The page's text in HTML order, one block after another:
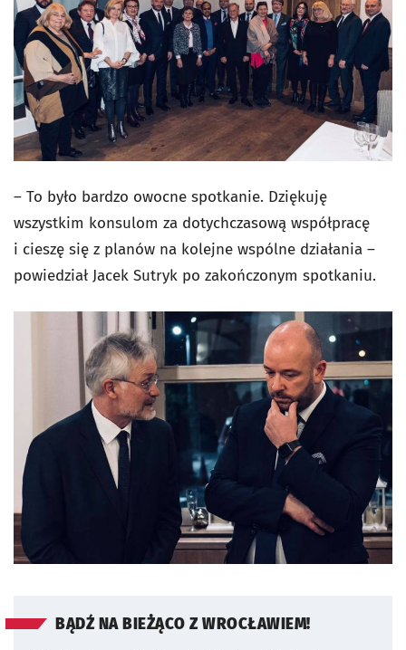
– To było bardzo owocne spotkanie. Dziękuję
wszystkim konsulom za dotychczasową współpracę
i cieszę się z planów na kolejne wspólne działania –
powiedział Jacek Sutryk po zakończonym spotkaniu.
BĄDŹ NA BIEŻĄCO Z WROCŁAWIEM!